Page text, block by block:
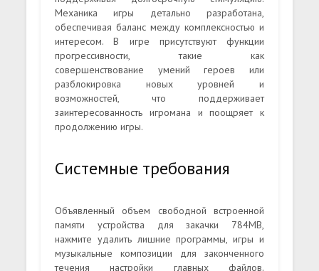
Механика игры детально разработана,
обеспечивая баланс между комплексностью и
интересом. В игре присутствуют функции
прогрессивности, такие как
совершенствование умений героев или
разблокировка новых уровней и
возможностей, что поддерживает
заинтересованность игромана и поощряет к
продолжению игры.
Системные требования
Объявленный объем свободной встроенной
памяти устройства для закачки 784MB,
нажмите удалить лишние программы, игры и
музыкальные композиции для законченного
течения настройки главных файлов.